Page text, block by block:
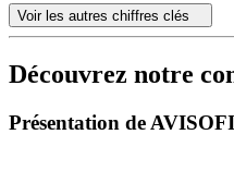
Voir les autres chiffres clés
Découvrez notre
Présentation de AVISOFI